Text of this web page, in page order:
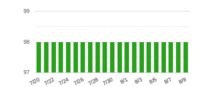
7/20 7/22 7/24 7/26 7/28 7/30 8/1 8/3 8/5 8/7 8/9
97
98
99